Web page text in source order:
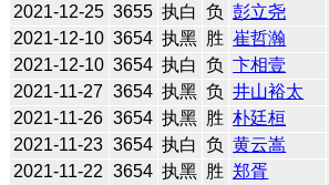
2021-12-25 3655 执白 负 彭立尧
2021-12-10 3654 执黑 胜 崔哲瀚
2021-12-10 3654 执白 负 卞相壹
2021-11-27 3654 执黑 负 井山裕太
2021-11-26 3654 执黑 胜 朴廷桓
2021-11-23 3654 执白 负 黄云嵩
2021-11-22 3654 执黑 胜 郑胥